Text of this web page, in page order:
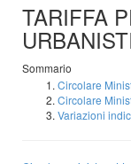
TARIFFA
Sommario
Circolare
Circolare
Variazioni